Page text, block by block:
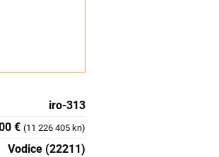
iro-313
€ (11 226 405 kn)
Vodice (22211)